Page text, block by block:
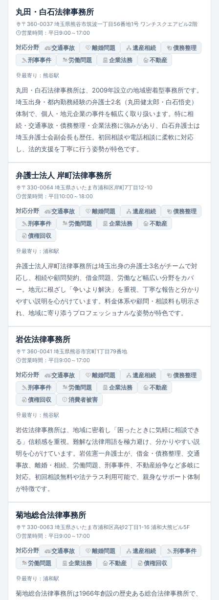
丸田・白石法律事務所
〒360-0037 埼玉県熊谷市筑波一丁目56番地1号 ワンチスクエアビル2階
営業時間：平日9:00～17:00
対応分野 交通事故 離婚問題 遺産相続
債務整理
刑事事件
労働問題 企業法務 不動産
最寄り：熊谷駅
丸田・白石法律事務所は、2009年設立の地域密着型事務所です。
埼玉出身・都内勤務経験の弁護士2名（丸田健太郎・白石悟史）
体制で、個人・地元企業の事件を幅広く取り扱います。特に相
続・交通事故・債務整理・企業法務に強みがあり、白石弁護士は
埼玉弁護士会副会長も歴任。初回相談や電話相談に柔軟に対応
し、法的支援を丁寧に行う姿勢が特色です。
弁護士法人 岸町法律事務所
〒330-0064 埼玉県さいたま市浦和区岸町7丁目12-10
営業時間：平日10:00～18:00
対応分野 交通事故 離婚問題 遺産相続
債務整理
刑事事件
労働問題 企業法務
不動産
債権回収
最寄り：浦和駅
弁護士法人岸町法律事務所は埼玉出身の弁護士3名がチームで対
応し、相続や顧問契約、借金問題、労働など幅広い分野をカバ
ー。地元に根ざし「争いより解決」を重視、丁寧な報告と分かり
やすい説明を心がけています。料金体系や顧問・相談料も明示さ
れ、地域に寄り添うプロフェッショナルな姿勢が特色です。
岩佐法律事務所
〒360-0041 埼玉県熊谷市宮町1丁目79番地
営業時間：平日9:00～17:00
対応分野 交通事故 離婚問題 遺産相続
債務整理
刑事事件
労働問題 企業法務
不動産
債権回収
消費者被害
最寄り：熊谷駅
岩佐法律事務所は、地域に密着し「困ったときに気軽に相談でき
る」信頼感を重視。難解な法律用語を極力避け、分かりやすい説
明を心がけています。岩佐憲一弁護士が、借金・債務整理、交通
事故、離婚・相続、労働問題、刑事事件、不動産紛争など多岐に
対応。初回相談無料や法テラス利用可能で、親身なサポート体制
が特徴です。
菊地総合法律事務所
〒330-0063 埼玉県さいたま市浦和区高砂2丁目1-16 浦和大熊ビル5F
営業時間：平日9:00～17:00
対応分野 交通事故 離婚問題 遺産相続
刑事事件
労働問題
企業法務 不動産 債権回収
最寄り：浦和駅
菊地総合法律事務所は1966年創設の歴史ある総合法律事務所で、